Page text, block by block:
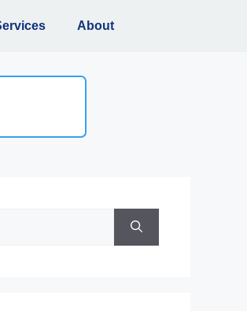
About